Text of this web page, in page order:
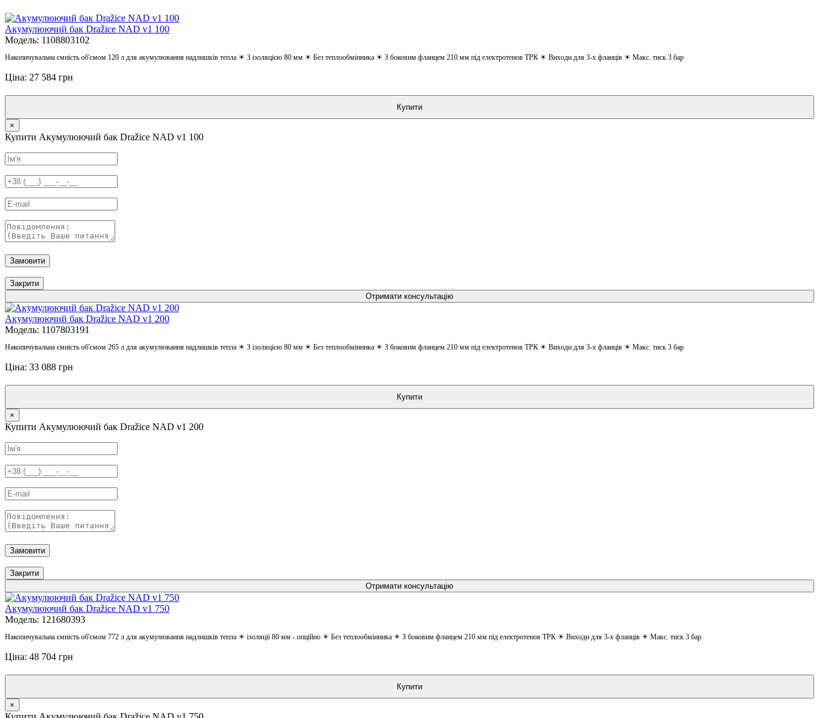
Акумулюючий бак Dražice NAD v1 100
Модель: 1108803102
Накопичувальна ємність об'ємом 120 л для акумулювання надлишків тепла ☀ З ізоляцією 80 мм ☀ Без теплообмінника ☀ З боковим фланцем 210 мм під електротенов ТРК ☀ Виходи для 3-х фланців ☀ Макс. тиск 3 бар
Ціна: 27 584 грн
Купити
×
Купити Акумулюючий бак Dražice NAD v1 100
Замовити
Закрити
Отримати консультацію
Акумулюючий бак Dražice NAD v1 200
Модель: 1107803191
Накопичувальна ємність об'ємом 265 л для акумулювання надлишків тепла ☀ З ізоляцією 80 мм ☀ Без теплообмінника ☀ З боковим фланцем 210 мм під електротенов ТРК ☀ Виходи для 3-х фланців ☀ Макс. тиск 3 бар
Ціна: 33 088 грн
Купити
×
Купити Акумулюючий бак Dražice NAD v1 200
Замовити
Закрити
Отримати консультацію
Акумулюючий бак Dražice NAD v1 750
Модель: 121680393
Накопичувальна ємність об'ємом 772 л для акумулювання надлишків тепла ☀ ізоляції 80 мм - опційно ☀ Без теплообмінника ☀ З боковим фланцем 210 мм під електротенов ТРК ☀ Виходи для 3-х фланців ☀ Макс. тиск 3 бар
Ціна: 48 704 грн
Купити
×